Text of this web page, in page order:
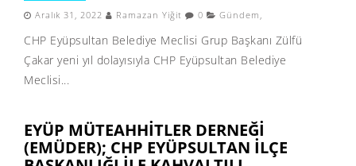
Aralık 31, 2022 Ramazan Yiğit 0 Gündem ,
CHP Eyüpsultan Belediye Meclisi Grup Başkanı Zülfü
Çakar yeni yıl dolayısıyla CHP Eyüpsultan Belediye
Meclisi...
EYÜP MÜTEAHHITLER DERNEĞI
(EMÜDER); CHP EYÜPSULTAN İLÇE